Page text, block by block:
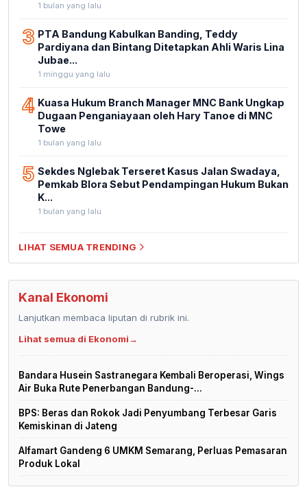
1 bulan yang lalu
3 PTA Bandung Kabulkan Banding, Teddy
Pardiyana dan Bintang Ditetapkan Ahli Waris Lina
Jubae...
1 minggu yang lalu
4 Kuasa Hukum Branch Manager MNC Bank Ungkap
Dugaan Penganiayaan oleh Hary Tanoe di MNC
Towe
1 bulan yang lalu
5 Sekdes Nglebak Terseret Kasus Jalan Swadaya,
Pemkab Blora Sebut Pendampingan Hukum Bukan
K...
1 bulan yang lalu
LIHAT SEMUA TRENDING
Kanal Ekonomi
Lanjutkan membaca liputan di rubrik ini.
Lihat semua di Ekonomi→
Bandara Husein Sastranegara Kembali Beroperasi, Wings
Air Buka Rute Penerbangan Bandung-...
BPS: Beras dan Rokok Jadi Penyumbang Terbesar Garis
Kemiskinan di Jateng
Alfamart Gandeng 6 UMKM Semarang, Perluas Pemasaran
Produk Lokal